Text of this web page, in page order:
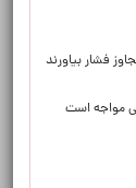
فشار بیاورند
مواجه است